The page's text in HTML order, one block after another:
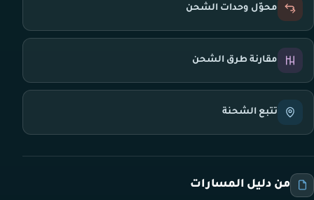
محوّل وحدات الشحن
مقارنة طرق الشحن
تتبع الشحنة
من دليل المسارات